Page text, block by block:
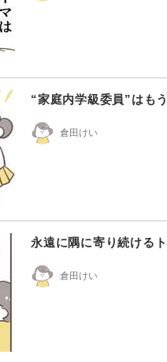
“家庭内学級委員”はも
倉田けい
永遠に隅に寄り続ける
倉田けい